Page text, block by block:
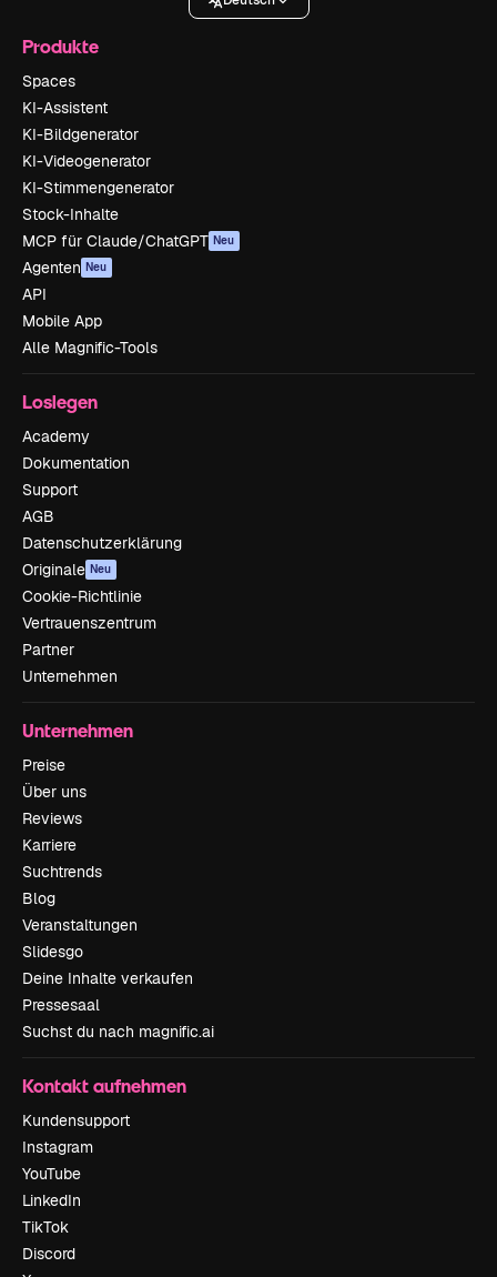
Produkte
Spaces
KI-Assistent
KI-Bildgenerator
KI-Videogenerator
KI-Stimmengenerator
Stock-Inhalte
MCP für Claude/ChatGPT Neu
Agenten Neu
API
Mobile App
Alle Magnific-Tools
Loslegen
Academy
Dokumentation
Support
AGB
Datenschutzerklärung
Originale Neu
Cookie-Richtlinie
Vertrauenszentrum
Partner
Unternehmen
Unternehmen
Preise
Über uns
Reviews
Karriere
Suchtrends
Blog
Veranstaltungen
Slidesgo
Deine Inhalte verkaufen
Pressesaal
Suchst du nach magnific.ai
Kontakt aufnehmen
Kundensupport
Instagram
YouTube
LinkedIn
TikTok
Discord